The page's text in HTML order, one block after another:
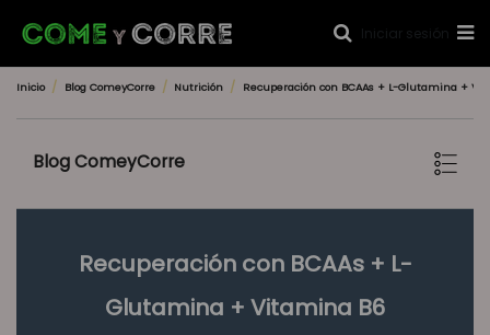
Iniciar sesión
Inicio Blog ComeyCorre Nutrición Recuperación con BCAAs + L-Glutamina +
Blog ComeyCorre
Recuperación con BCAAs + L-
Glutamina + Vitamina B6